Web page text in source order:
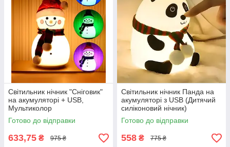
Світильник нічник "Сніговик"
на акумуляторі + USB,
Мультиколор
Готово до відправки
633,75 ₴ 975 ₴
Світильник нічник Панда на
акумуляторі з USB (Дитячий
силіконовий нічник)
Готово до відправки
558 ₴ 775 ₴